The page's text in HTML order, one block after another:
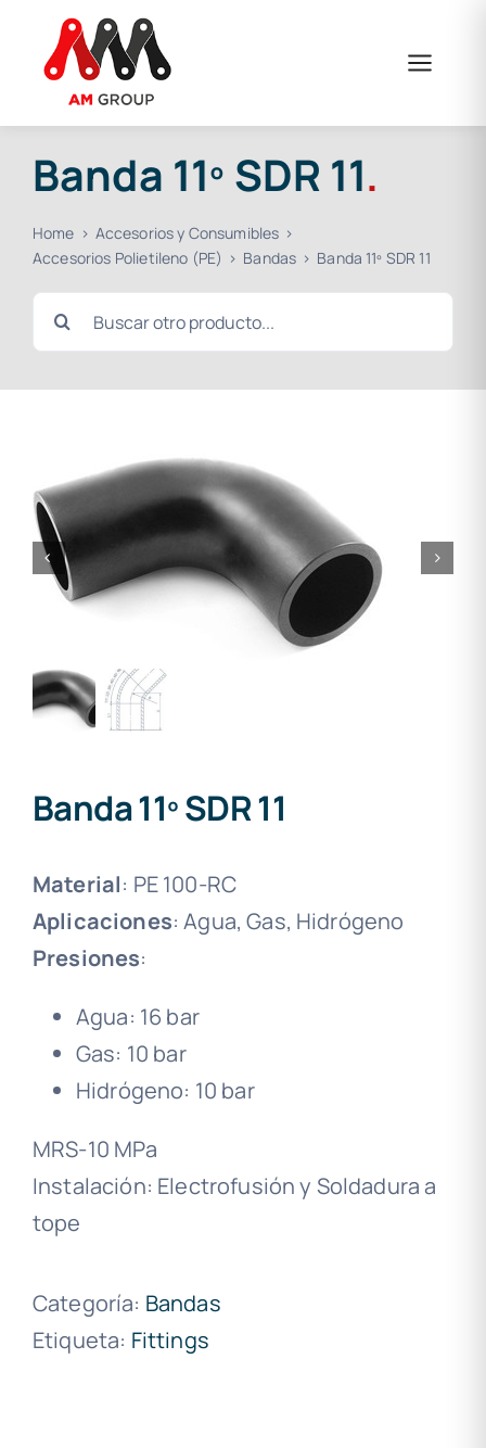
contenido
Banda 11º SDR 11.
Home
Accesorios y Consumibles
Accesorios Polietileno (PE)
Bandas Banda 11º SDR 11
Buscar:
Banda 11º SDR 11
Material: PE 100-RC
Aplicaciones: Agua, Gas, Hidrógeno
Presiones:
Agua: 16 bar
Gas: 10 bar
Hidrógeno: 10 bar
MRS-10 MPa
Instalación: Electrofusión y Soldadura a
tope
Categoría: Bandas
Etiqueta: Fittings